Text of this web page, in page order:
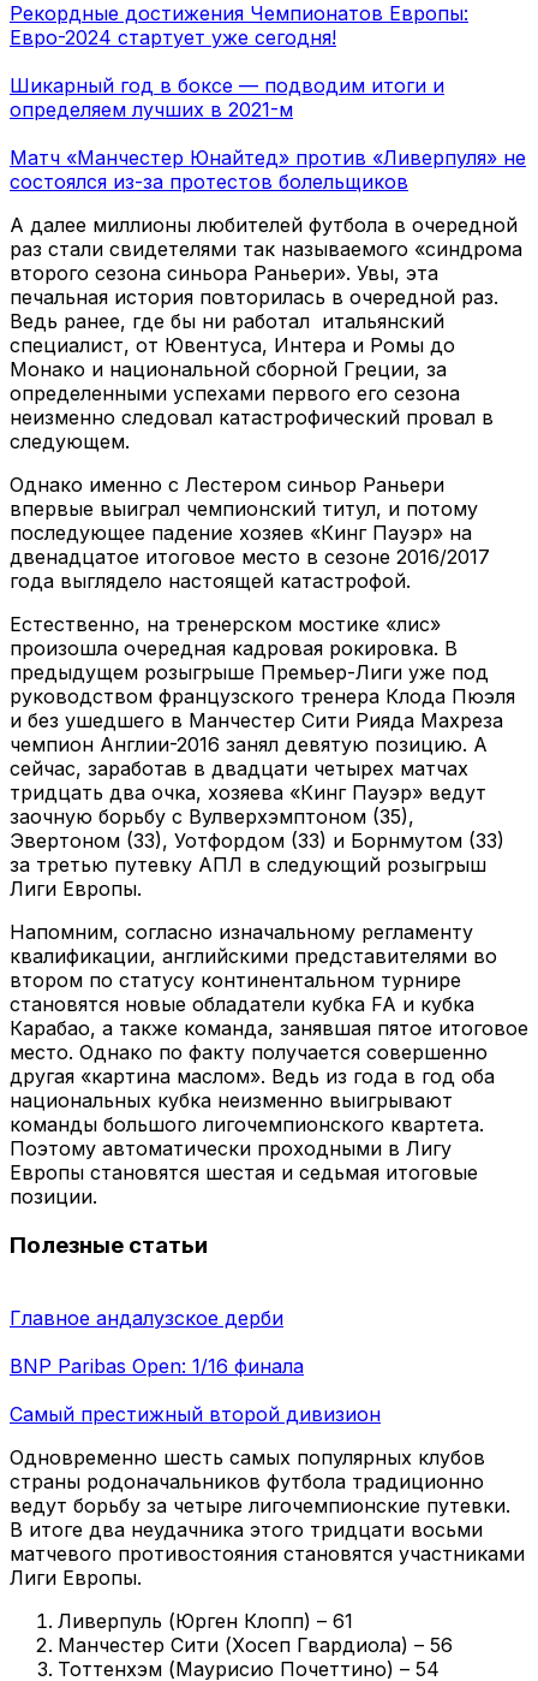
Рекордные достижения Чемпионатов Европы:
Евро-2024 стартует уже сегодня!
Шикарный год в боксе — подводим итоги и
определяем лучших в 2021-м
Матч «Манчестер Юнайтед» против «Ливерпуля» не
состоялся из-за протестов болельщиков
А далее миллионы любителей футбола в очередной
раз стали свидетелями так называемого «синдрома
второго сезона синьора Раньери». Увы, эта
печальная история повторилась в очередной раз.
Ведь ранее, где бы ни работал итальянский
специалист, от Ювентуса, Интера и Ромы до
Монако и национальной сборной Греции, за
определенными успехами первого его сезона
неизменно следовал катастрофический провал в
следующем.
Однако именно с Лестером синьор Раньери
впервые выиграл чемпионский титул, и потому
последующее падение хозяев «Кинг Пауэр» на
двенадцатое итоговое место в сезоне 2016/2017
года выглядело настоящей катастрофой.
Естественно, на тренерском мостике «лис»
произошла очередная кадровая рокировка. В
предыдущем розыгрыше Премьер-Лиги уже под
руководством французского тренера Клода Пюэля
и без ушедшего в Манчестер Сити Рияда Махреза
чемпион Англии-2016 занял девятую позицию. А
сейчас, заработав в двадцати четырех матчах
тридцать два очка, хозяева «Кинг Пауэр» ведут
заочную борьбу с Вулверхэмптоном (35),
Эвертоном (33), Уотфордом (33) и Борнмутом (33)
за третью путевку АПЛ в следующий розыгрыш
Лиги Европы.
Напомним, согласно изначальному регламенту
квалификации, английскими представителями во
втором по статусу континентальном турнире
становятся новые обладатели кубка FA и кубка
Карабао, а также команда, занявшая пятое итоговое
место. Однако по факту получается совершенно
другая «картина маслом». Ведь из года в год оба
национальных кубка неизменно выигрывают
команды большого лигочемпионского квартета.
Поэтому автоматически проходными в Лигу
Европы становятся шестая и седьмая итоговые
позиции.
Полезные статьи
Главное андалузское дерби
BNP Paribas Open: 1/16 финала
Самый престижный второй дивизион
Одновременно шесть самых популярных клубов
страны родоначальников футбола традиционно
ведут борьбу за четыре лигочемпионские путевки.
В итоге два неудачника этого тридцати восьми
матчевого противостояния становятся участниками
Лиги Европы.
Ливерпуль (Юрген Клопп) – 61
Манчестер Сити (Хосеп Гвардиола) – 56
Тоттенхэм (Маурисио Почеттино) – 54